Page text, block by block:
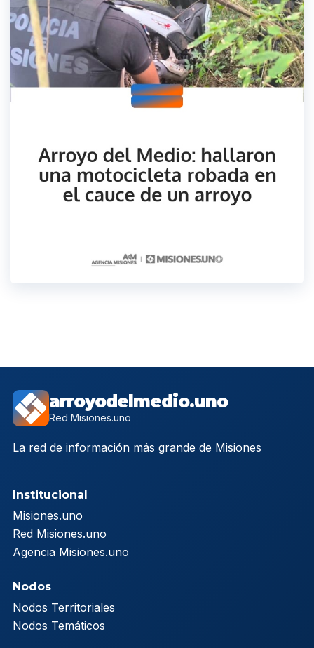
arroyodelmedio.uno
Red Misiones.uno
La red de información más grande de Misiones
Institucional
Misiones.uno
Red Misiones.uno
Agencia Misiones.uno
Nodos
Nodos Territoriales
Nodos Temáticos